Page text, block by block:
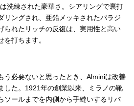
洗練された豪華さ。シアリングで裏打
リングされ、亜鉛メッキされたパラジ
られたリッチの反復は、実用性と高い
打ちます。
う必要ないと思ったとき、Alminiは改善
した。1921年の創業以来、ミラノの靴
ソールまでを内側から手縫いするリバ